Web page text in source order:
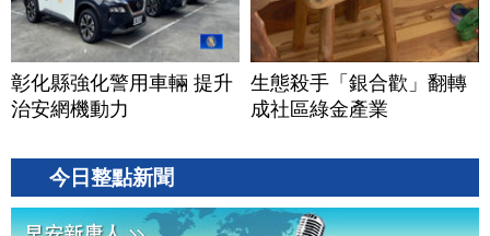
彰化縣強化警用車輛 提升
治安網機動力
生態殺手「銀合歡」翻轉
成社區綠金產業
今日整點新聞